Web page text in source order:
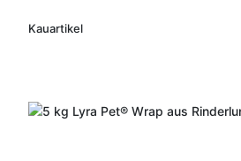
Kauartikel